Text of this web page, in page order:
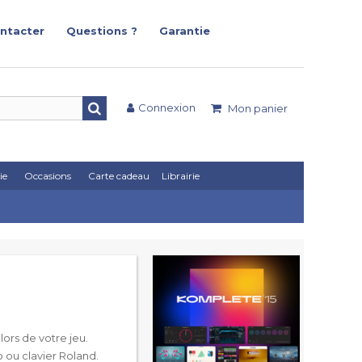
Questions ? Garantie
Mon panier
Connexion
Occasions Carte cadeau Librairie
de votre jeu.
clavier Roland.